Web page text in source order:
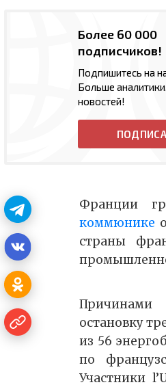
Более 60 000
подписчиков!
Подпишитесь на
Больше
новостей!
Франции
коммюнике
страны
Причинами
остановку
из 56
по
Участники